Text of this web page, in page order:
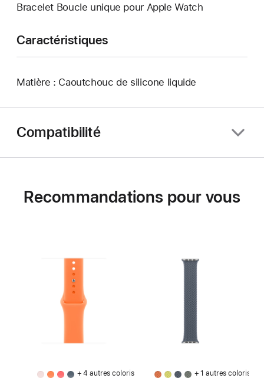
Bracelet Boucle unique pour Apple Watch
Caractéristiques
Matière : Caoutchouc de silicone liquide
Compatibilité
Recommandations pour vous
+ 4 autres coloris + 1 autres coloris